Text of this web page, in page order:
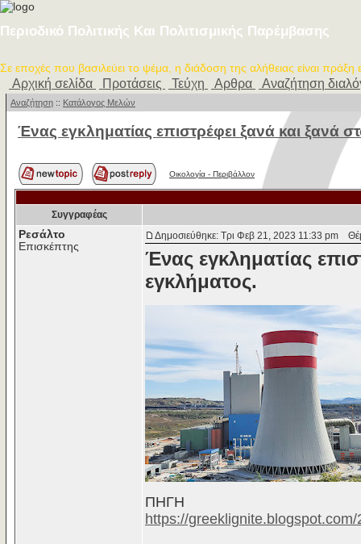
Περιοδικό Πολιτικής Και Πολιτισμικής Παρέμβασης
Σε εποχές που βασιλεύει το ψέμα, η διάδοση της αλήθειας είναι πράξη
Αρχική σελίδα Προτάσεις Τεύχη Αρθρα Αναζήτηση
Αναζήτηση :: Κατάλογος Μελών
Ένας εγκληματίας επιστρέφει ξανά και ξανά
Οικολογία - Περιβάλλον
Συγγραφέας
Ρεσάλτο
Επισκέπτης
Δημοσιεύθηκε: Τρι Φεβ 21, 2023 11:33 pm
Ένας εγκληματίας
εγκλήματος.
ΠΗΓΗ
https://